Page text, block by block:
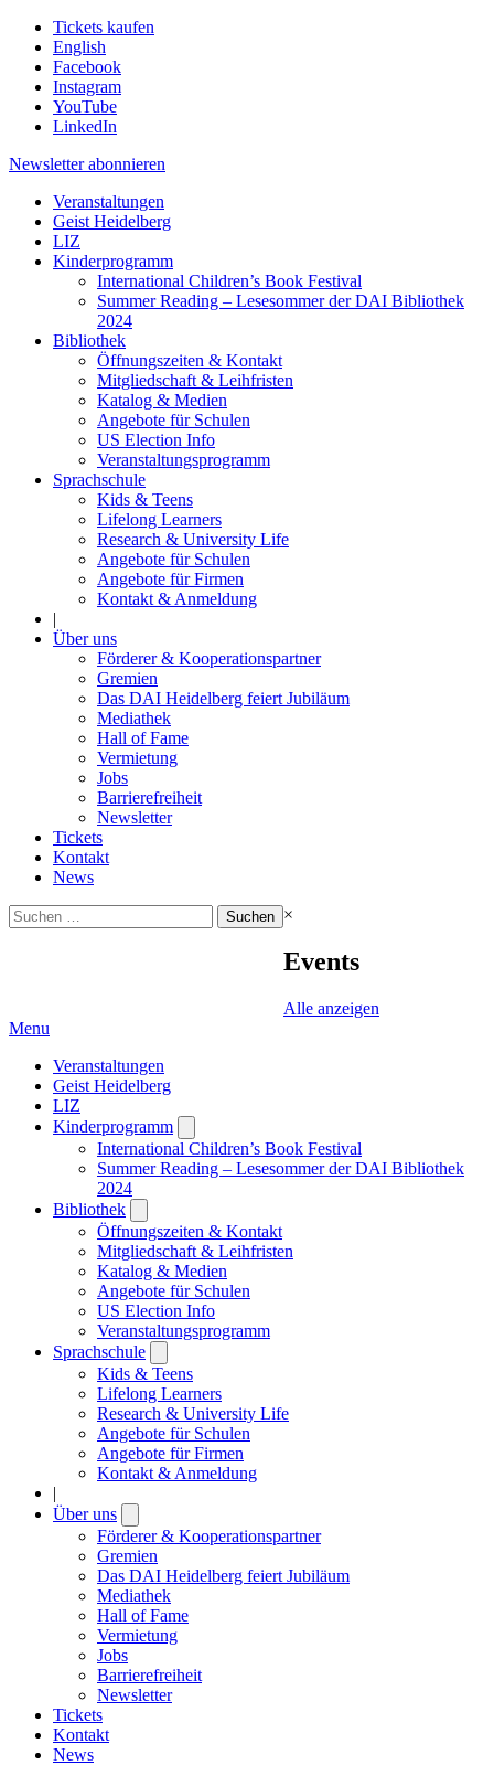
Tickets kaufen
English
Facebook
Instagram
YouTube
LinkedIn
Newsletter abonnieren
Veranstaltungen
Geist Heidelberg
LIZ
Kinderprogramm
International Children’s Book Festival
Summer Reading – Lesesommer der DAI Bibliothek
2024
Bibliothek
Öffnungszeiten & Kontakt
Mitgliedschaft & Leihfristen
Katalog & Medien
Angebote für Schulen
US Election Info
Veranstaltungsprogramm
Sprachschule
Kids & Teens
Lifelong Learners
Research & University Life
Angebote für Schulen
Angebote für Firmen
Kontakt & Anmeldung
|
Über uns
Förderer & Kooperationspartner
Gremien
Das DAI Heidelberg feiert Jubiläum
Mediathek
Hall of Fame
Vermietung
Jobs
Barrierefreiheit
Newsletter
Tickets
Kontakt
News
Suchen
nach:
×
Events
Alle anzeigen
Menu
Veranstaltungen
Geist Heidelberg
LIZ
Kinderprogramm
submenu
International Children’s Book Festival
Summer Reading – Lesesommer der DAI Bibliothek
2024
Bibliothek
submenu
Öffnungszeiten & Kontakt
Mitgliedschaft & Leihfristen
Katalog & Medien
Angebote für Schulen
US Election Info
Veranstaltungsprogramm
Sprachschule
submenu
Kids & Teens
Lifelong Learners
Research & University Life
Angebote für Schulen
Angebote für Firmen
Kontakt & Anmeldung
|
Über uns
submenu
Förderer & Kooperationspartner
Gremien
Das DAI Heidelberg feiert Jubiläum
Mediathek
Hall of Fame
Vermietung
Jobs
Barrierefreiheit
Newsletter
Tickets
Kontakt
News